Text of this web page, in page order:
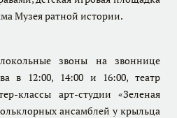
Музея ратной истории.
звоны на звоннице
в 12:00, 14:00 и 16:00, театр
классы арт-студии «Зеленая
ансамблей у крыльца